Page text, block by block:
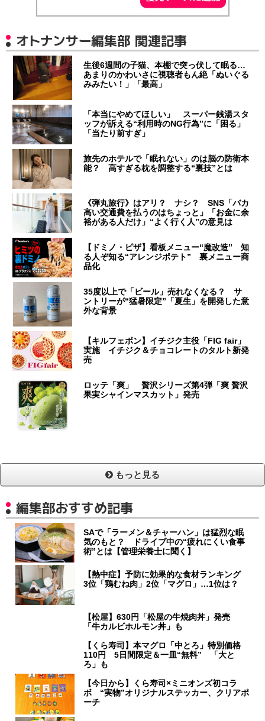
オトナンサー編集部 関連記事
生後6週間の子猫、本棚で突っ伏して眠る…
あまりのかわいさに視聴者もん絶「ぬいぐる
みみたい！」「最高」
「本当にやめてほしい」 スーパー銭湯スタ
ッフが訴える“利用時のNG行為”に「困る」
「当たり前すぎ」
旅先のホテルで「眠れない」のは脳の防衛本
能？ 高すぎる枕を調整する“裏技”とは
《弾丸旅行》はアリ？ ナシ？ SNS「バカ
高い交通費を払うのはちょっと」「お金に余
裕がある人だけ」“よく行く人”の意見は
【ドミノ・ピザ】看板メニュー“魔改造” 知
る人ぞ知る“アレンジポテト” 裏メニュー商
品化
35度以上で「ビール」売れなくなる？ サ
ントリーが“猛暑限定”「夏生」を開発した意
外な背景
【キルフェボン】イチジク主役「FIG fair」
実施 イチジク＆チョコレートのタルト新発
売
ロッテ「爽」 贅沢シリーズ第4弾「爽 贅沢
果実シャインマスカット」発売
もっと見る
編集部おすすめ記事
SAで「ラーメン＆チャーハン」は猛烈な眠
気のもと？ ドライブ中の“疲れにくい食事
術”とは【管理栄養士に聞く】
【熱中症】予防に効果的な食材ランキング
3位「鶏むね肉」2位「マグロ」…1位は？
【松屋】630円「松屋の牛焼肉丼」発売
「牛カルビホルモン丼」も
【くら寿司】本マグロ「中とろ」特別価格
110円 5日間限定＆一皿“無料” 「大と
ろ」も
【今日から】くら寿司×ミニオンズ初コラ
ボ “実物”オリジナルステッカー、クリアポ
ーチ